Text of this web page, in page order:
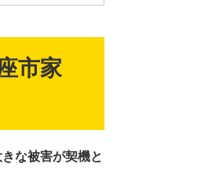
市家
な被害が契機と